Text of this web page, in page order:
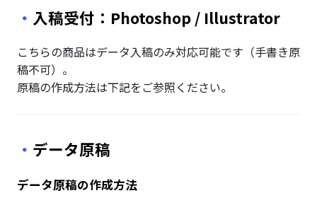
入稿受付：Photoshop / Illustrator
こちらの商品はデータ入稿のみ対応可能です（手書き原
稿不可）。
原稿の作成方法は下記をご参照ください。
データ原稿
データ原稿の作成方法